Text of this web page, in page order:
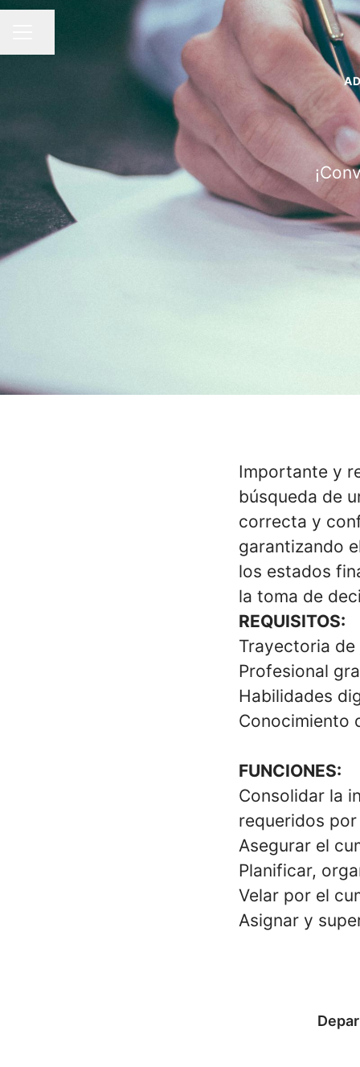
Importante y
búsqueda de
correcta y
garantizando
los estados
la toma de
REQUISITOS:
Trayectoria
Profesional
Habilidades
Conocimiento
FUNCIONES:
Consolidar la
requeridos
Asegurar el
Planificar,
Velar por el
Asignar y